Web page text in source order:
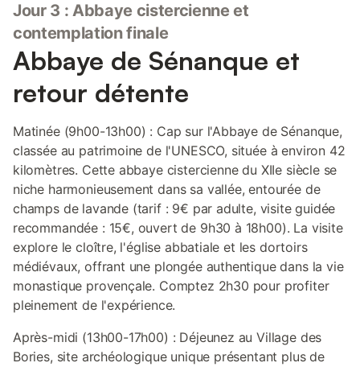
Jour 3 : Abbaye cistercienne et
contemplation finale
Abbaye de Sénanque et
retour détente
Matinée (9h00-13h00) : Cap sur l'Abbaye de Sénanque,
classée au patrimoine de l'UNESCO, située à environ 42
kilomètres. Cette abbaye cistercienne du XIIe siècle se
niche harmonieusement dans sa vallée, entourée de
champs de lavande (tarif : 9€ par adulte, visite guidée
recommandée : 15€, ouvert de 9h30 à 18h00). La visite
explore le cloître, l'église abbatiale et les dortoirs
médiévaux, offrant une plongée authentique dans la vie
monastique provençale. Comptez 2h30 pour profiter
pleinement de l'expérience.
Après-midi (13h00-17h00) : Déjeunez au Village des
Bories, site archéologique unique présentant plus de